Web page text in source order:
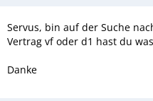
Servus, bin auf der Suche
Vertrag vf oder d1 hast du
Danke